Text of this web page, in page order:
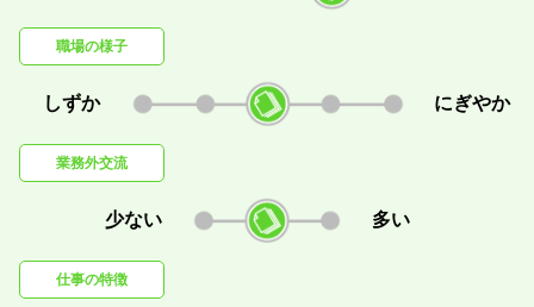
職場の様子
しずか にぎやか
業務外交流
少ない 多い
仕事の特徴